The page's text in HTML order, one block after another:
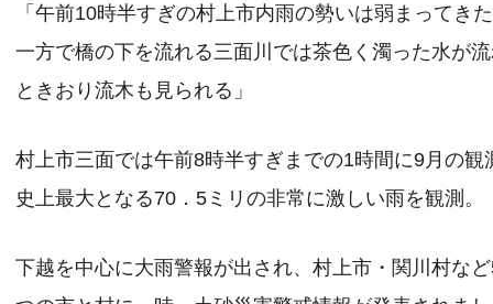
「午前10時半すぎの村上市内雨の勢いは弱まってきた
一方で橋の下を流れる三面川では茶色く濁った水が
ときおり流木も見られる」
村上市三面では午前8時半すぎまでの1時間に9月の観
史上最大となる70．5ミリの非常に激しい雨を観測。
下越を中心に大雨警報が出され、村上市・関川村な